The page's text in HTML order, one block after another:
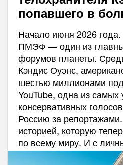
попавшего в
Начало июня 2026 года.
ПМЭФ — один из
форумов планеты.
Кэндис Оуэнс,
шестью миллионами
YouTube, одна из
консервативных
Россию за
историей, которую
по всему миру. И с